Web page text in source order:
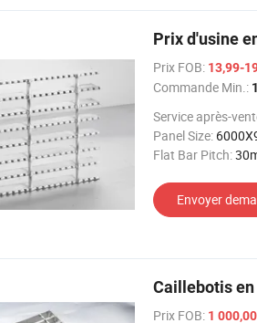
Prix d'usine
Prix FOB: 13,99-
Commande Min.:
Service après-
Panel Size:
Flat Bar Pitch:
Envoyer
Caillebotis
Prix FOB: 1